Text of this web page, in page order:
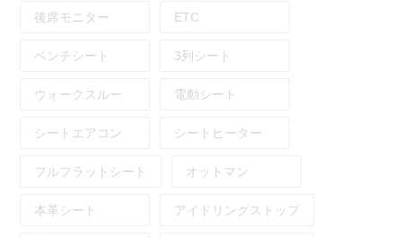
後席モニター ETC
ベンチシート 3列シート
ウォークスルー 電動シート
シートエアコン シートヒーター
フルフラットシート オットマン
本革シート アイドリングストップ